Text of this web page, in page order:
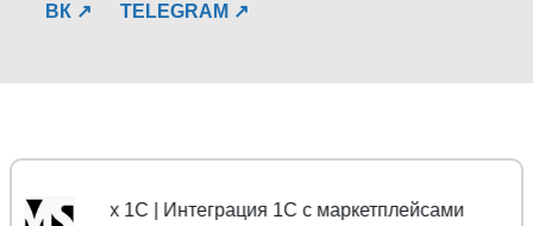
ВК ↗ TELEGRAM ↗
1С | Интеграция 1С с маркетплейсами